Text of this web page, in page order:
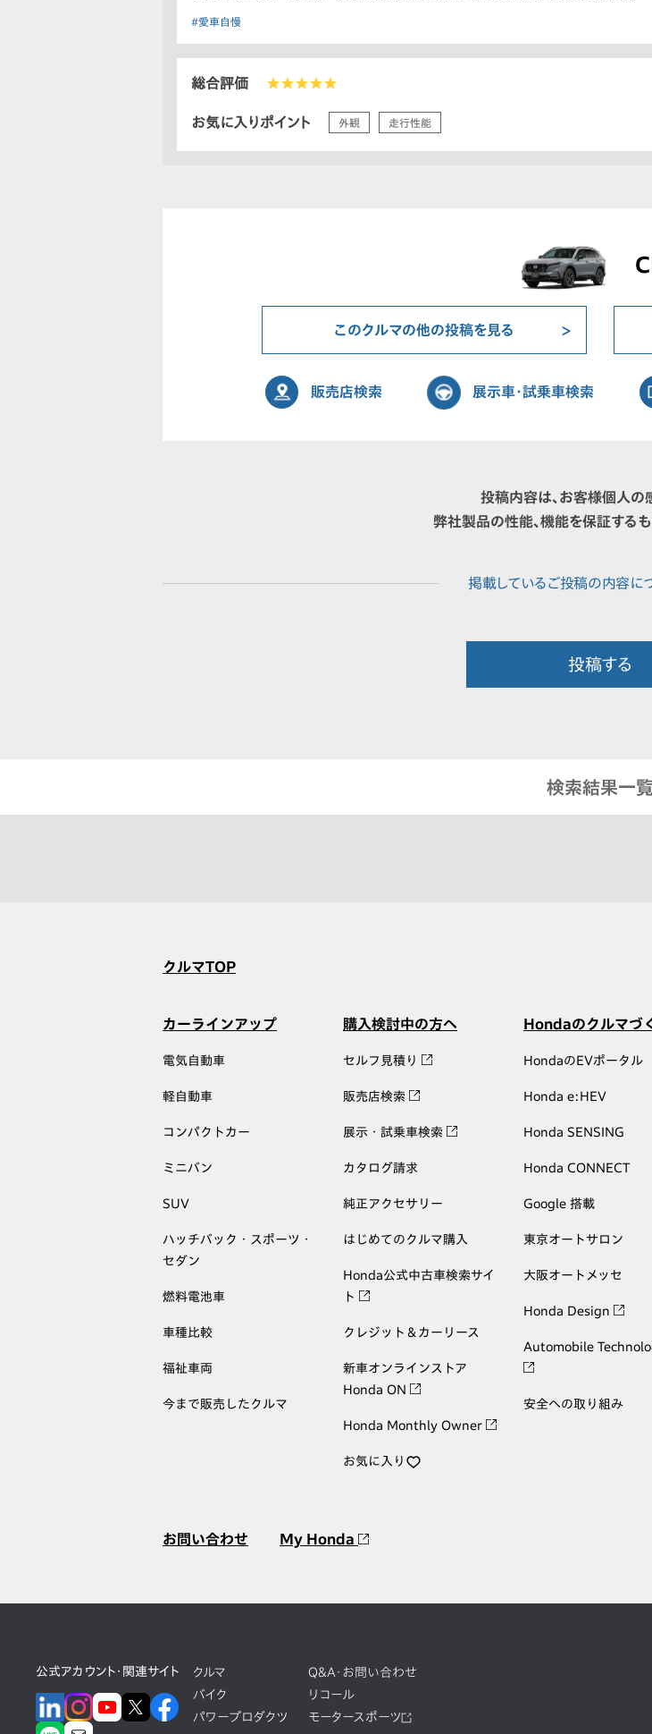
#愛車自慢
総合評価 ★★★★★
お気に入りポイント 外観 走行性能
このクルマの他の投稿を見る
販売店検索 展示車・試乗車検索
投稿内容は、お客様個人の
弊社製品の性能、機能を保証するも
投稿する
検索結果一覧
クルマTOP
カーラインアップ
電気自動車
軽自動車
コンパクトカー
ミニバン
SUV
ハッチバック・スポーツ・
セダン
燃料電池車
車種比較
福祉車両
今まで販売したクルマ
購入検討中の方へ
セルフ見積り
販売店検索
展示・試乗車検索
カタログ請求
純正アクセサリー
はじめてのクルマ購入
Honda公式中古車検索サイ
ト
クレジット＆カーリース
新車オンラインストア
Honda ON
Honda Monthly Owner
お気に入り
Hondaのクルマづ
HondaのEVポータル
Honda e:HEV
Honda SENSING
Honda CONNECT
Google 搭載
東京オートサロン
大阪オートメッセ
Honda Design
Automobile
安全への取り組み
お問い合わせ My Honda
公式アカウント・関連サイト
クルマ
バイク
パワープロダクツ
Q&A・お問い合わせ
リコール
モータースポーツ